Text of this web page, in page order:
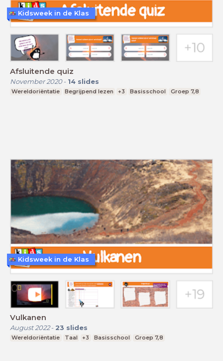
Afsluitende quiz
November 2020- 14 slides
Wereldoriëntatie Begrijpend lezen +3 Basisschool Groep 7,8
Kidsweek in de Klas
Vulkanen
August 2022- 23 slides
Wereldoriëntatie Taal +3 Basisschool Groep 7,8
Kidsweek in de Klas